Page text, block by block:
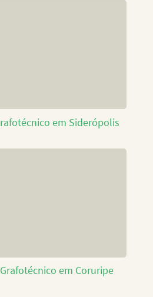
em Siderópolis
em Coruripe